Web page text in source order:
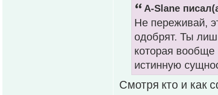
A-Slane
Не переживай,
одобрят. Ты
которая
истинную
Смотря кто и как